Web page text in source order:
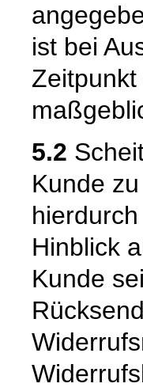
ist bei
5.2
Kunde
Hinblick
Kunde